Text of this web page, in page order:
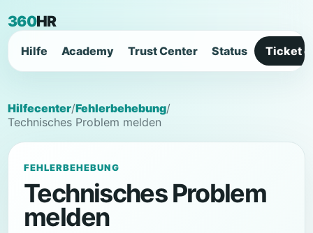
360HR
Hilfe Academy Trust Center Status Ticket
Hilfecenter/Fehlerbehebung/
Technisches Problem melden
FEHLERBEHEBUNG
Technisches Problem
melden